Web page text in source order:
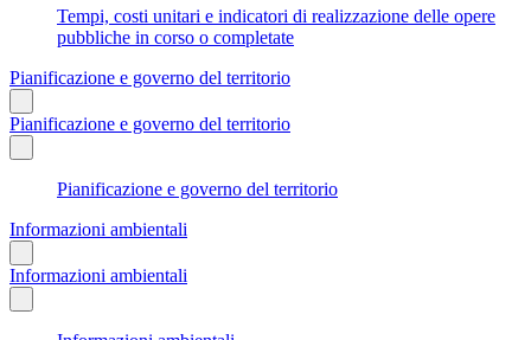
Tempi, costi unitari e indicatori di realizzazione delle opere
pubbliche in corso o completate
Pianificazione e governo del territorio
Pianificazione e governo del territorio
Pianificazione e governo del territorio
Informazioni ambientali
Informazioni ambientali